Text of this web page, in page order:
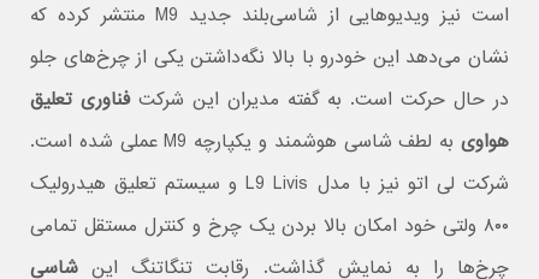
است نیز ویدیوهایی از شاسی‌بلند جدید M9 منتشر کرده که
نشان می‌دهد این خودرو با بالا نگه‌داشتن یکی از چرخ‌های جلو
در حال حرکت است. به گفته مدیران این شرکتفناوری تعلیق
هواوی
به لطف شاسی هوشمند و یکپارچه M9 عملی شده است.
شرکت لی اتو نیز با مدل L9 Livis و سیستم تعلیق هیدرولیک
۸۰۰ ولتی خود امکان بالا بردن یک چرخ و کنترل مستقل تمامی
چرخ‌ها را به نمایش گذاشت. رقابت تنگاتنگ این شاسی